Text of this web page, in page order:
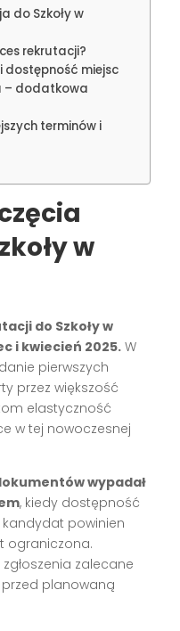
do Szkoły w
rekrutacji?
dostępność miejsc
– dodatkowa
terminów i
w
do Szkoły w
i kwiecień 2025. W
pierwszych
przez większość
elastyczność
w tej nowoczesnej
wypadał
, kiedy dostępność
kandydat powinien
ograniczona.
zalecane
planowaną